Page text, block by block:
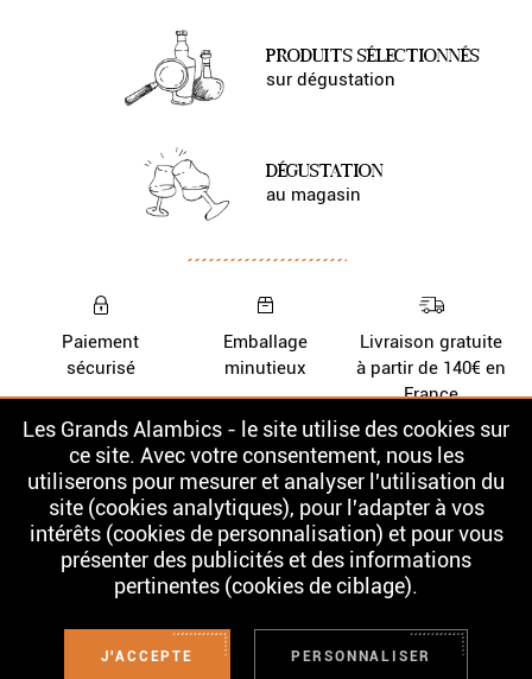
PRODUITS SÉLECTIONNÉS
sur dégustation
DÉGUSTATION
au magasin
Paiement
sécurisé
Emballage
minutieux
Livraison gratuite
à partir de 140€ en
France
Nos Whiskys
Nos Rhums
La cave
Contact
Les Grands Alambics - le site utilise des cookies sur
ce site. Avec votre consentement, nous les
utiliserons pour mesurer et analyser l'utilisation du
site (cookies analytiques), pour l'adapter à vos
intérêts (cookies de personnalisation) et pour vous
présenter des publicités et des informations
pertinentes (cookies de ciblage).
J'ACCEPTE PERSONNALISER
L'ABUS D'ALCOOL EST DANGEREUX POUR LA SANTÉ. À CONSOMMER
Conditions Générales de Vente